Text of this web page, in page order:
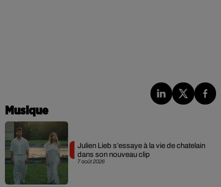
Musique
7 août 2026
Julien Lieb s’essaye à la vie de chatelain
dans son nouveau clip